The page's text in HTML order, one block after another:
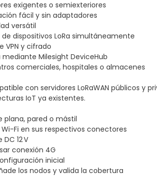
exigentes o semiexteriores
fácil y sin adaptadores
versátil
dispositivos LoRa simultáneamente
VPN y cifrado
Milesight DeviceHub
comerciales, hospitales o almacenes
con servidores LoRaWAN públicos y
IoT ya existentes.
plana, pared o mástil
Fi en sus respectivos conectores
12 V
conexión 4G
inicial
los nodos y valida la cobertura